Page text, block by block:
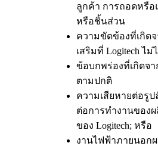
ลูกค้า การถอดหรื
หรือชิ้นส่วน
ความขัดข้องที่เกิ
เสริมที่ Logitech ไ
ข้อบกพร่องที่เกิดจ
ตามปกติ
ความเสียหายต่อรู
ต่อการทำงานขอ
ของ Logitech; หรือ
งานไฟฟ้าภายนอ